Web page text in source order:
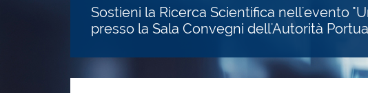
Sostieni la Ricerca Scientifica nell'evento
presso la Sala Convegni dell'Autorità